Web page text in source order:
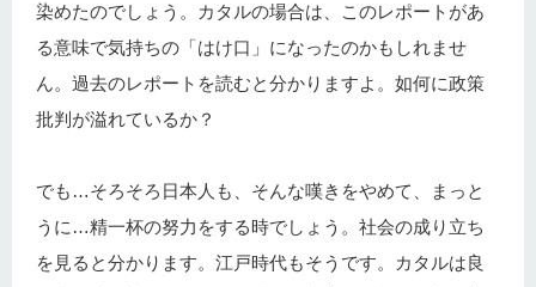
染めたのでしょう。カタルの場合は、このレポートがあ
る意味で気持ちの「はけ口」になったのかもしれませ
ん。過去のレポートを読むと分かりますよ。如何に政策
批判が溢れているか？
でも…そろそろ日本人も、そんな嘆きをやめて、まっと
うに…精一杯の努力をする時でしょう。社会の成り立ち
を見ると分かります。江戸時代もそうです。カタルは良